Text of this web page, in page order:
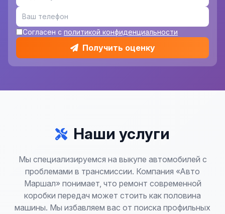
Согласен с политикой конфиденциальности
Получить оценку
Наши услуги
Мы специализируемся на выкупе автомобилей с
проблемами в трансмиссии. Компания «Авто
Маршал» понимает, что ремонт современной
коробки передач может стоить как половина
машины. Мы избавляем вас от поиска профильных